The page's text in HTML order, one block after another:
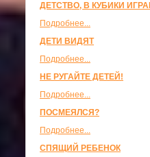
ДЕТСТВО, В КУБИКИ
Подробнее...
ДЕТИ ВИДЯТ
Подробнее...
НЕ РУГАЙТЕ ДЕТЕЙ!
Подробнее...
ПОСМЕЯЛСЯ?
Подробнее...
СПЯЩИЙ РЕБЕНОК